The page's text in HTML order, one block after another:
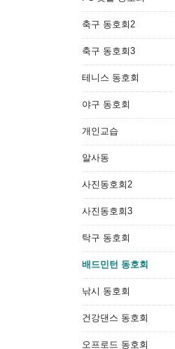
축구 동호회2
축구 동호회3
테니스 동호회
야구 동호회
개인교습
알사동
사진동호회2
사진동호회3
탁구 동호회
배드민턴 동호회
낚시 동호회
건강댄스 동호회
오프로드 동호회